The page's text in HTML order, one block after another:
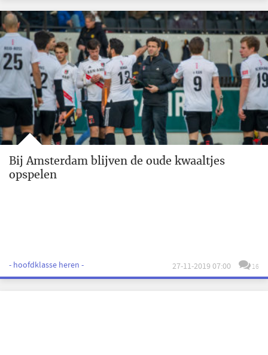
Bij Amsterdam blijven de oude kwaaltjes
opspelen
- hoofdklasse heren - 27-11-2019 07:00 16